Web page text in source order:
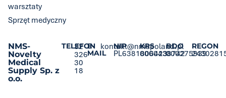
NMS-
Novelty
Medical
Supply Sp. z
o.o.
TELEFON
32
326
30
18
E-
MAIL
kontakt@nmspoland.pl
NIP
PL6381806423
KRS
0000438742
BDO
000275939
REGON
warsztaty
Sprzęt medyczny